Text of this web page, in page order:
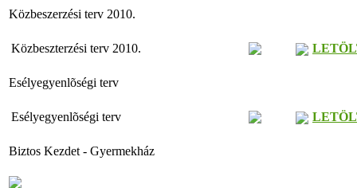
Közbeszerzési terv 2010.
Közbeszterzési terv 2010.
Esélyegyenlõségi terv
Esélyegyenlõségi terv
Biztos Kezdet - Gyermekház